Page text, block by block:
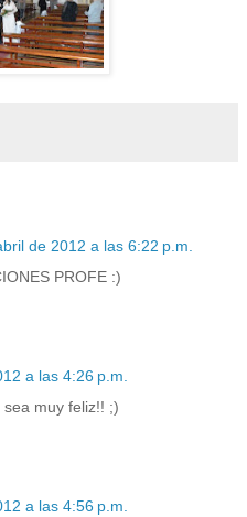
de 2012 a las 6:22 p.m.
PROFE :)
a las 4:26 p.m.
muy feliz!! ;)
a las 4:56 p.m.